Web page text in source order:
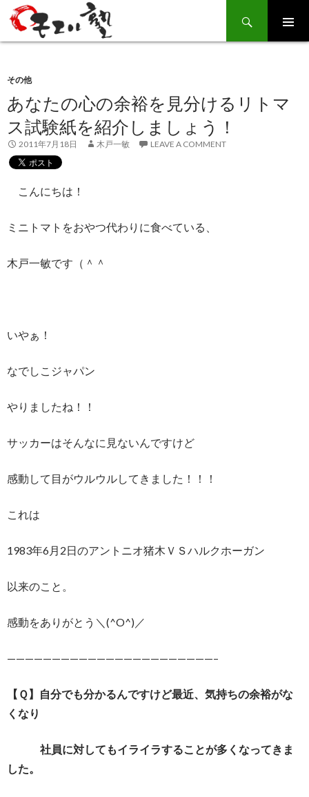
Search
SKIP
TO
その他
あなたの心の余裕を見分けるリトマ
ス試験紙を紹介しましょう！
2011年7月18日 木戸一敏 LEAVE A COMMENT
こんにちは！
ミニトマトをおやつ代わりに食べている、
木戸一敏です（＾＾
いやぁ！
なでしこジャパン
やりましたね！！
サッカーはそんなに見ないんですけど
感動して目がウルウルしてきました！！！
これは
1983年6月2日のアントニオ猪木ＶＳハルクホーガン
以来のこと。
感動をありがとう＼(^O^)／
———————————————————————–
【Ｑ】自分でも分かるんですけど最近、気持ちの余裕がな
くなり
社員に対してもイライラすることが多くなってきま
した。